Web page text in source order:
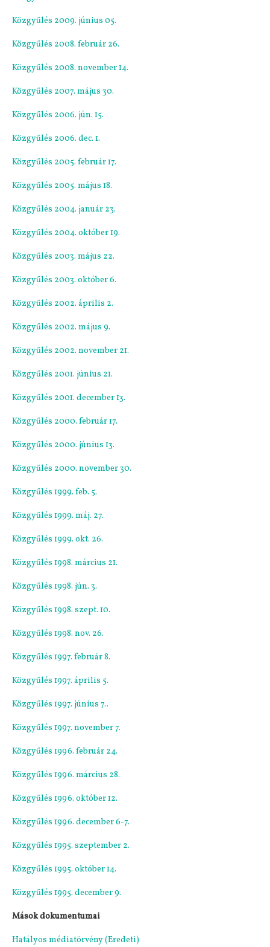
Közgyűlés 2009. június 05.
Közgyűlés 2008. február 26.
Közgyűlés 2008. november 14.
Közgyűlés 2007. május 30.
Közgyűlés 2006. jún. 15.
Közgyűlés 2006. dec. 1.
Közgyűlés 2005. február 17.
Közgyűlés 2005. május 18.
Közgyűlés 2004. január 23.
Közgyűlés 2004. október 19.
Közgyűlés 2003. május 22.
Közgyűlés 2003. október 6.
Közgyűlés 2002. április 2.
Közgyűlés 2002. május 9.
Közgyűlés 2002. november 21.
Közgyűlés 2001. június 21.
Közgyűlés 2001. december 13.
Közgyűlés 2000. február 17.
Közgyűlés 2000. június 13.
Közgyűlés 2000. november 30.
Közgyűlés 1999. feb. 5.
Közgyűlés 1999. máj. 27.
Közgyűlés 1999. okt. 26.
Közgyűlés 1998. március 21.
Közgyűlés 1998. jún. 3.
Közgyűlés 1998. szept. 10.
Közgyűlés 1998. nov. 26.
Közgyűlés 1997. február 8.
Közgyűlés 1997. április 5.
Közgyűlés 1997. június 7..
Közgyűlés 1997. november 7.
Közgyűlés 1996. február 24.
Közgyűlés 1996. március 28.
Közgyűlés 1996. október 12.
Közgyűlés 1996. december 6-7.
Közgyűlés 1995. szeptember 2.
Közgyűlés 1995. október 14.
Közgyűlés 1995. december 9.
Mások dokumentumai
Hatályos médiatörvény(Eredeti)